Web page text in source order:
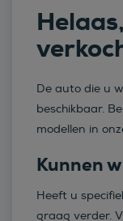
De auto die u
beschikbaar.
modellen in
Kunnen
Heeft u
graag verder.